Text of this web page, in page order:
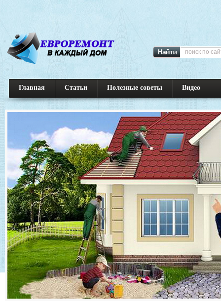
Главная Статьи Полезные советы Видео